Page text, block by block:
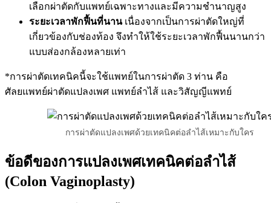
เลือกผ่าตัดกับแพทย์เฉพาะทางและมีความชำนาญสูง
ระยะเวลาพักฟื้นที่นานเนื่องจากเป็นการผ่าตัดใหญ่ที่
เกี่ยวข้องกับช่องท้อง จึงทำให้ใช้ระยะเวลาพักฟื้นนานกว่า
แบบส่องกล้องหลายเท่า
*การผ่าตัดเทคนิคนี้จะใช้แพทย์ในการผ่าตัด 3 ท่าน คือ
ศัลยแพทย์ผ่าตัดแปลงเพศ แพทย์ลำไส้ และวิสัญญีแพทย์
การผ่าตัดแปลงเพศด้วยเทคนิคต่อลำไส้เหมาะกับใคร
ข้อดีของการแปลงเพศเทคนิคต่อลำไส้
(Colon Vaginoplasty)